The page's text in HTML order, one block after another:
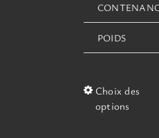
POIDS
Choix des
options